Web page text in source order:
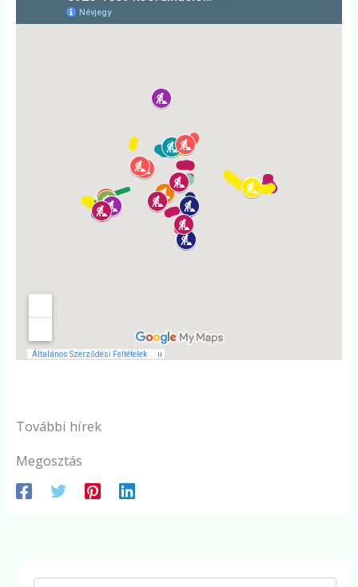
További hírek
Megosztás